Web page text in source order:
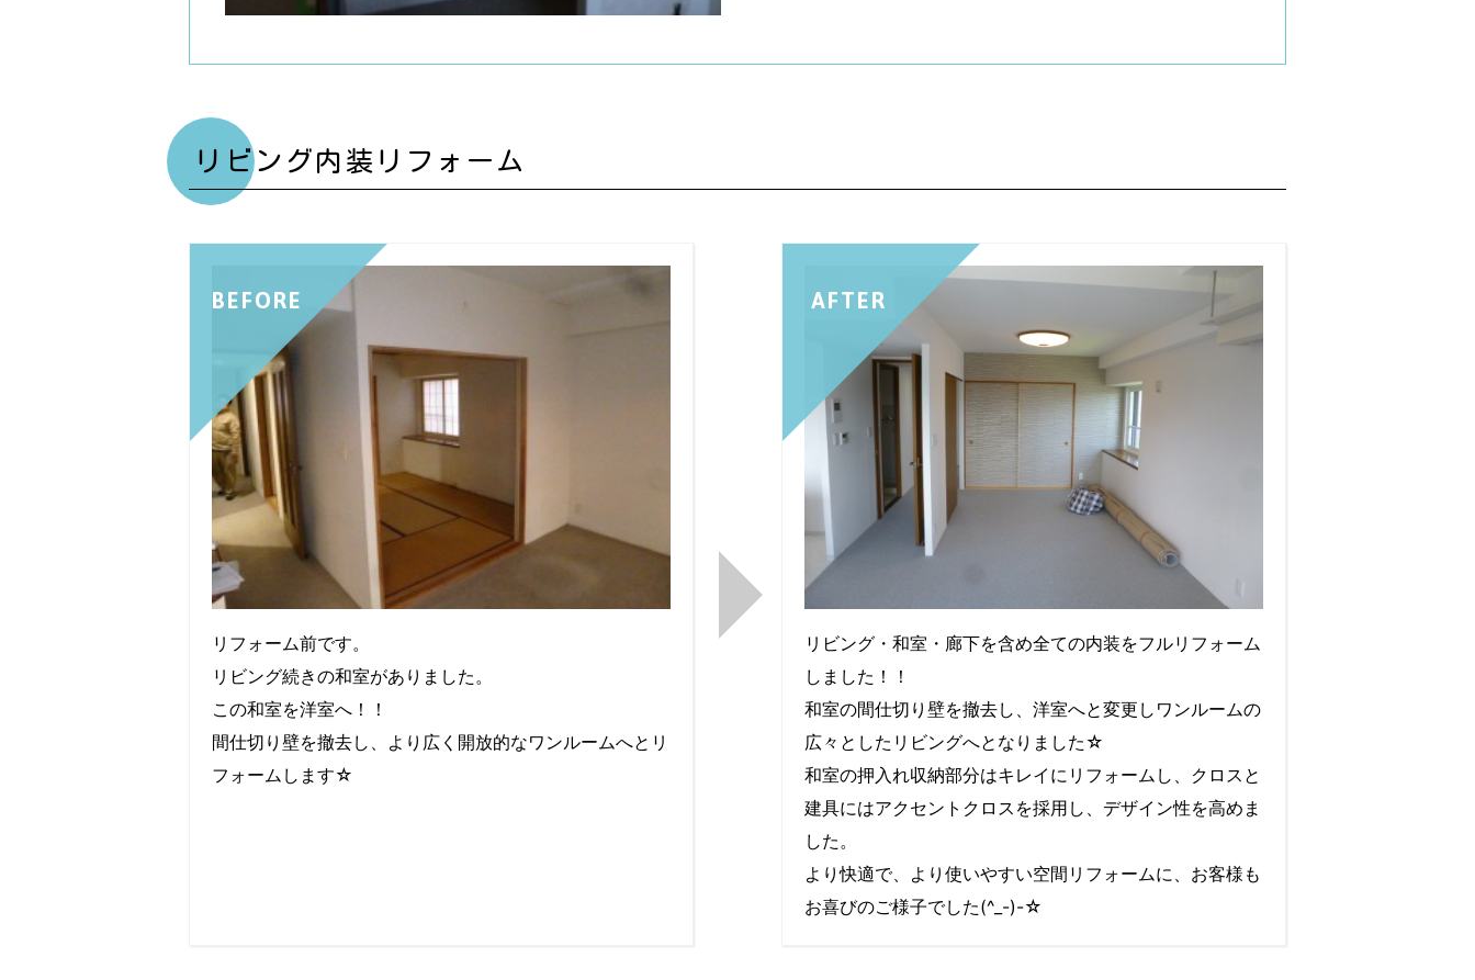
リビング内装リフォーム
BEFORE
リフォーム前です。
リビング続きの和室がありました。
この和室を洋室へ！！
間仕切り壁を撤去し、より広く開放的なワンルームへとリ
フォームします☆
AFTER
リビング・和室・廊下を含め全ての内装をフルリフォーム
しました！！
和室の間仕切り壁を撤去し、洋室へと変更しワンルームの
広々としたリビングへとなりました☆
和室の押入れ収納部分はキレイにリフォームし、クロスと
建具にはアクセントクロスを採用し、デザイン性を高めま
した。
より快適で、より使いやすい空間リフォームに、お客様も
お喜びのご様子でした(^_-)-☆